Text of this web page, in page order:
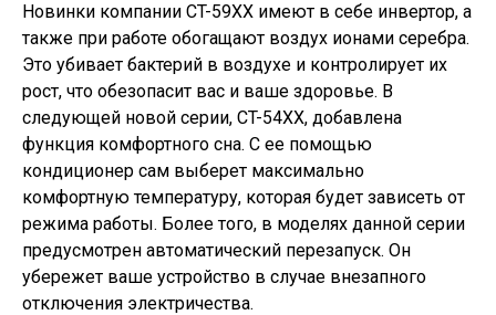
Новинки компании CT-59XX имеют в себе инвертор, а
также при работе обогащают воздух ионами серебра.
Это убивает бактерий в воздухе и контролирует их
рост, что обезопасит вас и ваше здоровье. В
следующей новой серии, CT-54XX, добавлена
функция комфортного сна. С ее помощью
кондиционер сам выберет максимально
комфортную температуру, которая будет зависеть от
режима работы. Более того, в моделях данной серии
предусмотрен автоматический перезапуск. Он
убережет ваше устройство в случае внезапного
отключения электричества.